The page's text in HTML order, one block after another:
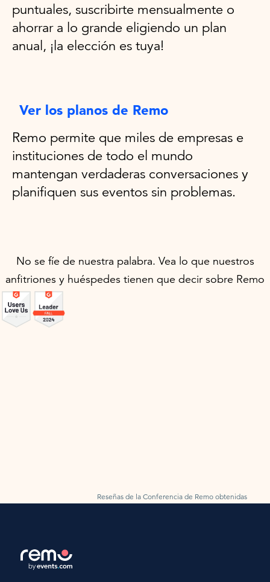
puntuales, suscribirte mensualmente o
ahorrar a lo grande eligiendo un plan
anual, ¡la elección es tuya!
Ver los planos de Remo
Remo permite que miles de empresas e
instituciones de todo el mundo
mantengan verdaderas conversaciones y
planifiquen sus eventos sin problemas.
No se fíe de nuestra palabra. Vea lo que nuestros
anfitriones y huéspedes tienen que decir sobre Remo
Reseñas de la Conferencia de Remo obtenidas